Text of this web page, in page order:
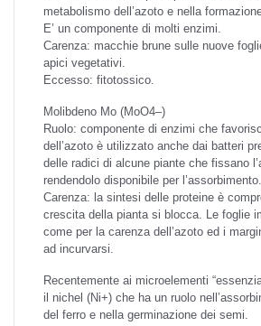
metabolismo dell’azoto e nella
E’ un componente di molti enzimi.
Carenza: macchie brune sulle nuove
apici vegetativi.
Eccesso: fitotossico.
Molibdeno Mo (MoO4–)
Ruolo: componente di enzimi che
dell’azoto è utilizzato anche dai batteri
delle radici di alcune piante che fissano
rendendolo disponibile per l’assorbimento.
Carenza: la sintesi delle proteine è
crescita della pianta si blocca. Le foglie
come per la carenza dell’azoto ed i
ad incurvarsi.
Recentemente ai microelementi
il nichel (Ni+) che ha un ruolo
del ferro e nella germinazione dei semi.